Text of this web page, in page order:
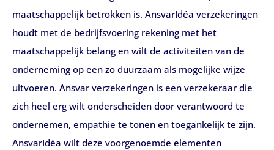
maatschappelijk betrokken is. AnsvarIdéa verzekeringen
houdt met de bedrijfsvoering rekening met het
maatschappelijk belang en wilt de activiteiten van de
onderneming op een zo duurzaam als mogelijke wijze
uitvoeren. Ansvar verzekeringen is een verzekeraar die
zich heel erg wilt onderscheiden door verantwoord te
ondernemen, empathie te tonen en toegankelijk te zijn.
AnsvarIdéa wilt deze voorgenoemde elementen